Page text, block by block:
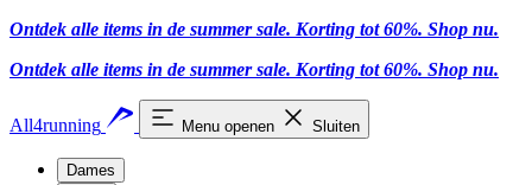
Ontdek alle items in de summer sale. Korting tot 60%. Shop nu.
Ontdek alle items in de summer sale. Korting tot 60%. Shop nu.
All4running Menu openen Sluiten
Dames